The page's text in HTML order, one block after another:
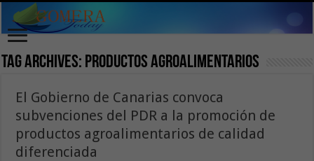
Tag Archives: productos agroalimentarios
El Gobierno de Canarias convoca
subvenciones del PDR a la promoción de
productos agroalimentarios de calidad
diferenciada